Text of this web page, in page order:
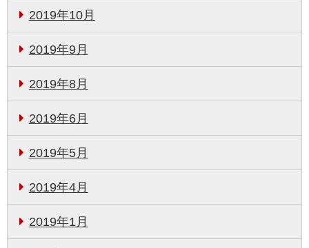
2019年10月
2019年9月
2019年8月
2019年6月
2019年5月
2019年4月
2019年1月